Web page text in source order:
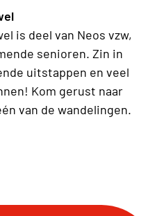
is deel van Neos vzw,
senioren. Zin in
uitstappen en veel
Kom gerust naar
van de wandelingen.